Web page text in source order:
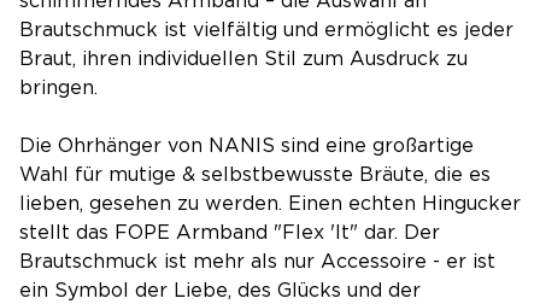
Brautschmuck ist vielfältig und ermöglicht es jeder
Braut, ihren individuellen Stil zum Ausdruck zu
bringen.
Die Ohrhänger von NANIS sind eine großartige
Wahl für mutige & selbstbewusste Bräute, die es
lieben, gesehen zu werden. Einen echten Hingucker
stellt das FOPE Armband "Flex 'It" dar. Der
Brautschmuck ist mehr als nur Accessoire - er ist
ein Symbol der Liebe, des Glücks und der